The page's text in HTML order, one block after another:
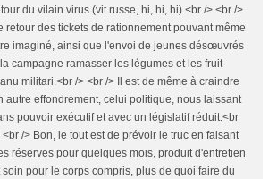
du vilain virus (vit russe, hi, hi, hi).<br /> <br />
retour des tickets de rationnement pouvant même
imaginé, ainsi que l'envoi de jeunes désœuvrés
campagne ramasser les légumes et les fruit
militari.<br /> <br /> Il est de même à craindre
autre effondrement, celui politique, nous laissant
pouvoir exécutif et avec un législatif réduit.<br
<br /> Bon, le tout est de prévoir le truc en faisant
réserves pour quelques mois, produit d'entretien
soin pour le corps compris, plus de quoi faire du